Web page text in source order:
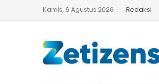
Kamis, 6 Agustus 2026 Redaksi